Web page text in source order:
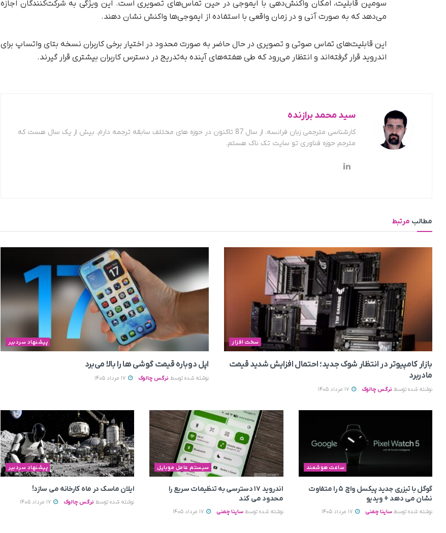
سومین قابلیت، امکان واکنش‌دهی با ایموجی در حین تماس‌های تصویری است. این ویژگی به شرکت‌کنندگان اجازه
می‌دهد که به‌ صورت آنی و در زمان واقعی با استفاده از ایموجی‌ها واکنش نشان دهند.
این قابلیت‌های تماس صوتی و تصویری در حال حاضر به‌ صورت محدود در اختیار برخی کاربران نسخه بتای واتساپ برای
اندروید قرار گرفته‌اند و انتظار می‌رود که طی هفته‌های آینده به‌تدریج در دسترس کاربران بیشتری قرار گیرند.
سید محمد برازنده
کارشناسی مترجمی زبان فرانسه. از سال 87 تاکنون در حوزه های مختلف سابقه ترجمه دارم. بیش از یک سال هست که
مترجم حوزه فناوری تو سایت تک ناک هستم.
مطالب مرتبط
سخت افزار
بازار کامپیوتر در انتظار شوک جدید؛ احتمال افزایش شدید قیمت
مادربرد
نوشته شده توسط نرگس چالوک
پیشنهاد سردبیر
اپل دوباره قیمت‌ گوشی ها را بالا می‌برد
نوشته شده توسط نرگس چالوک
ساعت هوشمند
گوگل با تیزری جدید پیکسل واچ ۵ را متفاوت
نشان می‌ دهد + ویدیو
نوشته شده توسط ساینا چمنی
سیستم عامل موبایل
اندروید ۱۷ دسترسی به تنظیمات سریع را
محدود می‌ کند
نوشته شده توسط ساینا چمنی 17 مرداد 1405
پیشنهاد سردبیر
ایلان ماسک در ماه کارخانه می سازد!
نوشته شده توسط نرگس چالوک